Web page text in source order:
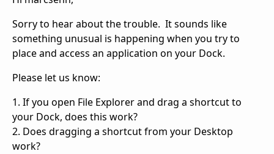
Sorry to hear about the trouble. It sounds like
something unusual is happening when you try to
place and access an application on your Dock.
Please let us know:
1. If you open File Explorer and drag a shortcut to
your Dock, does this work?
2. Does dragging a shortcut from your Desktop
work?